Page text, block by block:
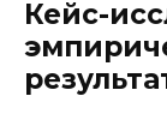
Кейс-